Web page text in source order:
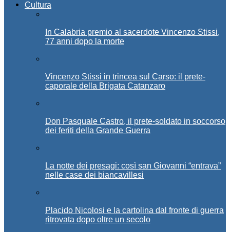
Cultura
In Calabria premio al sacerdote Vincenzo Stissi,
77 anni dopo la morte
Vincenzo Stissi in trincea sul Carso: il prete-
caporale della Brigata Catanzaro
Don Pasquale Castro, il prete-soldato in soccorso
dei feriti della Grande Guerra
La notte dei presagi: così san Giovanni “entrava”
nelle case dei biancavillesi
Placido Nicolosi e la cartolina dal fronte di guerra
ritrovata dopo oltre un secolo